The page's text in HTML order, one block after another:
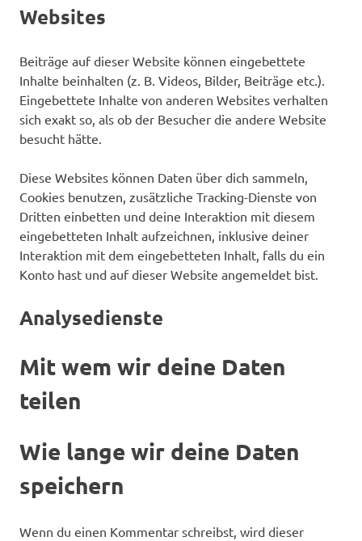
Websites
Beiträge auf dieser Website können eingebettete
Inhalte beinhalten (z. B. Videos, Bilder, Beiträge etc.).
Eingebettete Inhalte von anderen Websites verhalten
sich exakt so, als ob der Besucher die andere Website
besucht hätte.
Diese Websites können Daten über dich sammeln,
Cookies benutzen, zusätzliche Tracking-Dienste von
Dritten einbetten und deine Interaktion mit diesem
eingebetteten Inhalt aufzeichnen, inklusive deiner
Interaktion mit dem eingebetteten Inhalt, falls du ein
Konto hast und auf dieser Website angemeldet bist.
Analysedienste
Mit wem wir deine Daten
teilen
Wie lange wir deine Daten
speichern
Wenn du einen Kommentar schreibst, wird dieser